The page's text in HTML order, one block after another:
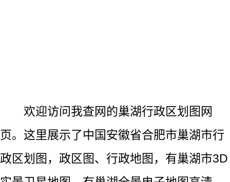
欢迎访问我查网的巢湖行政区划图网
页。这里展示了中国安徽省合肥市巢湖市行
政区划图，政区图、行政地图，有巢湖市3D